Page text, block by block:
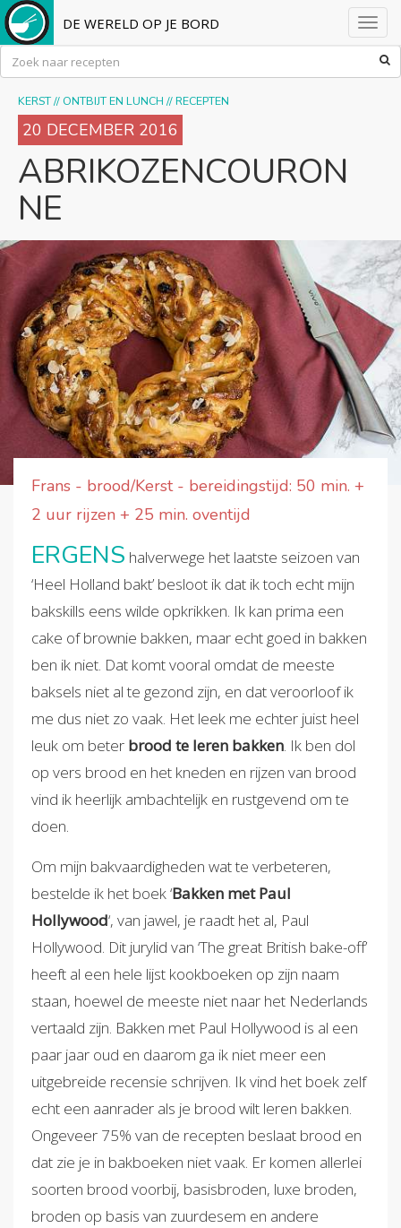
DE WERELD OP JE BORD
KERST// ONTBIJT EN LUNCH //RECEPTEN
20 DECEMBER 2016
ABRIKOZENCOURON
NE
Frans - brood/Kerst - bereidingstijd: 50 min. +
2 uur rijzen + 25 min. oventijd
ERGENS halverwege het laatste seizoen van
‘Heel Holland bakt’ besloot ik dat ik toch echt mijn
bakskills eens wilde opkrikken. Ik kan prima een
cake of brownie bakken, maar echt goed in bakken
ben ik niet. Dat komt vooral omdat de meeste
baksels niet al te gezond zijn, en dat veroorloof ik
me dus niet zo vaak. Het leek me echter juist heel
leuk om beter brood te leren bakken. Ik ben dol
op vers brood en het kneden en rijzen van brood
vind ik heerlijk ambachtelijk en rustgevend om te
doen.
Om mijn bakvaardigheden wat te verbeteren,
bestelde ik het boek ‘Bakken met Paul
Hollywood‘, van jawel, je raadt het al, Paul
Hollywood. Dit jurylid van ‘The great British bake-off’
heeft al een hele lijst kookboeken op zijn naam
staan, hoewel de meeste niet naar het Nederlands
vertaald zijn. Bakken met Paul Hollywood is al een
paar jaar oud en daarom ga ik niet meer een
uitgebreide recensie schrijven. Ik vind het boek zelf
echt een aanrader als je brood wilt leren bakken.
Ongeveer 75% van de recepten beslaat brood en
dat zie je in bakboeken niet vaak. Er komen allerlei
soorten brood voorbij, basisbroden, luxe broden,
broden op basis van zuurdesem en andere